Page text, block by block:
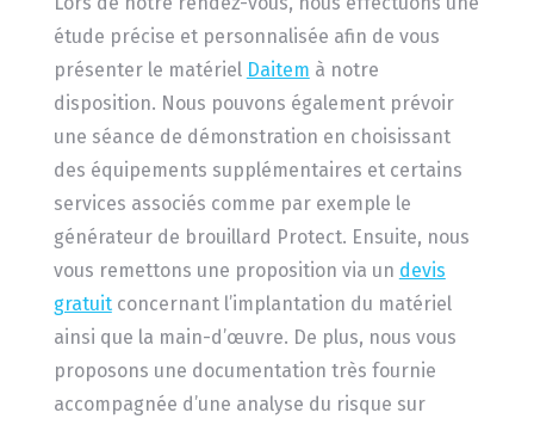
étude précise et personnalisée afin de vous
présenter le matériel Daitem à notre
disposition. Nous pouvons également prévoir
une séance de démonstration en choisissant
des équipements supplémentaires et certains
services associés comme par exemple le
générateur de brouillard Protect. Ensuite, nous
vous remettons une proposition via un devis
gratuitconcernant l’implantation du matériel
ainsi que la main-d’œuvre. De plus, nous vous
proposons une documentation très fournie
accompagnée d’une analyse du risque sur